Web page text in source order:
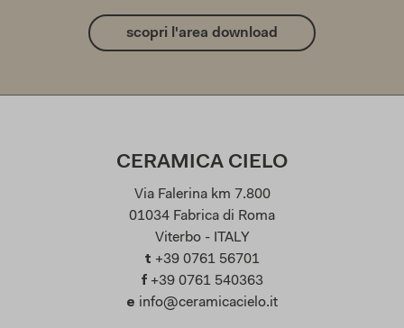
scopri l'area download
CERAMICA CIELO
Via Falerina km 7.800
01034 Fabrica di Roma
Viterbo - ITALY
t +39 0761 56701
f +39 0761 540363
e info@ceramicacielo.it